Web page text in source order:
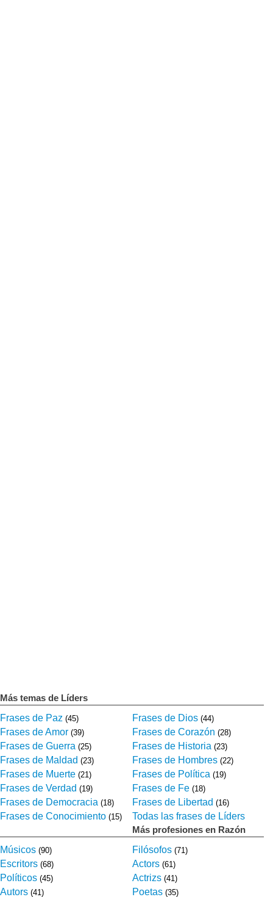
Más temas de Líders
Frases de Paz (45) Frases de Dios (44)
Frases de Amor (39) Frases de Corazón (28)
Frases de Guerra (25) Frases de Historia (23)
Frases de Maldad (23) Frases de Hombres (22)
Frases de Muerte (21) Frases de Política (19)
Frases de Verdad (19) Frases de Fe (18)
Frases de Democracia (18) Frases de Libertad (16)
Frases de Conocimiento (15)
Todas las frases de Líders
Más profesiones en Razón
Músicos (90) Filósofos (71)
Escritors (68) Actors (61)
Políticos (45) Actrizs (41)
Autors (41) Poetas (35)